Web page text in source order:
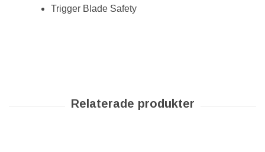
Trigger Blade Safety